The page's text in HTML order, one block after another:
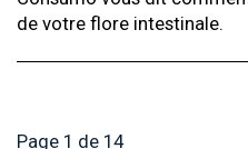
de votre flore intestinale.
Page 1 de 14